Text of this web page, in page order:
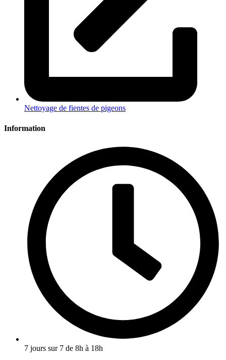
Nettoyage de fientes de pigeons
Information
7 jours sur 7 de 8h à 18h